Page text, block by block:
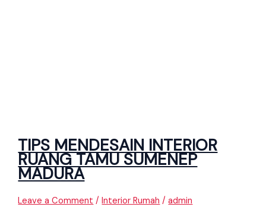
TIPS MENDESAIN INTERIOR
RUANG TAMU SUMENEP
MADURA
Leave a Comment /Interior Rumah /admin